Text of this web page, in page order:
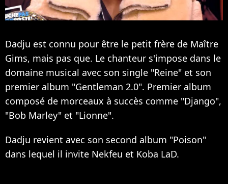
Dadju est connu pour être le petit frère de Maître
Gims, mais pas que. Le chanteur s'impose dans le
domaine musical avec son single "Reine" et son
premier album "Gentleman 2.0". Premier album
composé de morceaux à succès comme "Django",
"Bob Marley" et "Lionne".
Dadju revient avec son second album "Poison"
dans lequel il invite Nekfeu et Koba LaD.